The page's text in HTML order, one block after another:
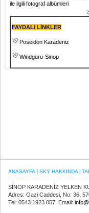
ile ilgili fotograf albümleri
FAYDALI LİNKLER
Poseidon Karadeniz
Windguru-Sinop
ANASAYFA SKY HAKKINDA
SİNOP KARADENİZ YELKEN
Adres: Gazi Caddesi, No: 36,
Tel: 0543 1923 057 Email: